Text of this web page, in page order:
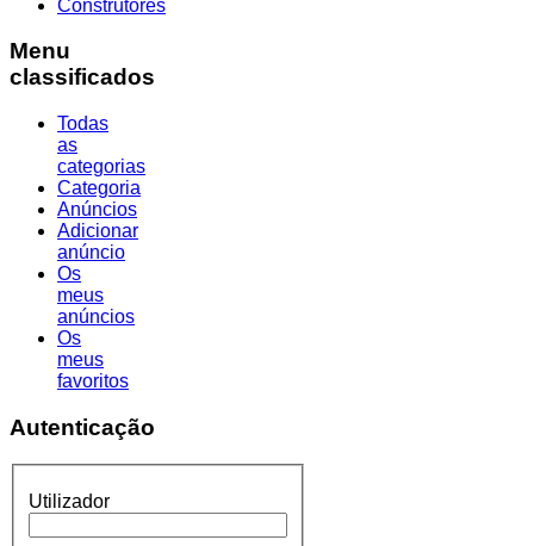
Construtores
Menu
classificados
Todas
as
categorias
Categoria
Anúncios
Adicionar
anúncio
Os
meus
anúncios
Os
meus
favoritos
Autenticação
Utilizador